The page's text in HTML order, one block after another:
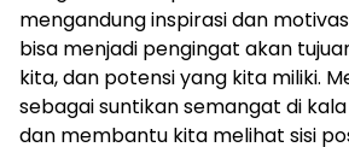
mengandung inspirasi dan
bisa menjadi pengingat akan
kita, dan potensi yang kita miliki.
sebagai suntikan semangat di
dan membantu kita melihat sisi